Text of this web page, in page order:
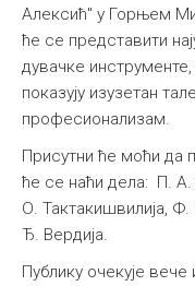
Алексић" у Горњем
ће се представити
дувачке
показују изузетан
професионализам.
Присутни ће моћи да
ће се наћи дела: П.
О. Тактакишвилија,
Ђ. Вердија.
Публику очекује